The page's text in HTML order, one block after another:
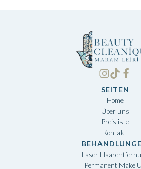
SEITEN
Home
Über uns
Preisliste
Kontakt
Laser
Permanent Make